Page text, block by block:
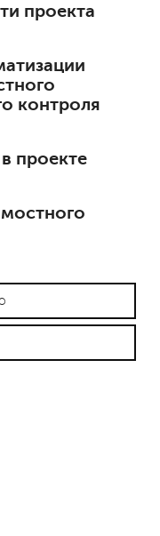
проекта
контроля
проекте